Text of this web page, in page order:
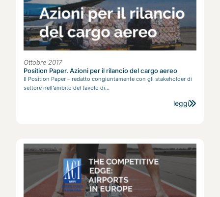
Ottobre 2017
Position Paper. Azioni per il rilancio del cargo aereo
Il Position Paper – redatto congiuntamente con gli stakeholder di
settore nell’ambito del tavolo di...
leggi